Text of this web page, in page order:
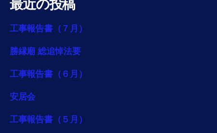
最近の投稿
工事報告書（７月）
勝縁廟 総追悼法要
工事報告書（６月）
安居会
工事報告書（５月）